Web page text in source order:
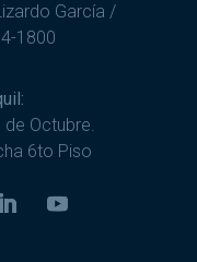
García /
1800
de Octubre.
6to Piso